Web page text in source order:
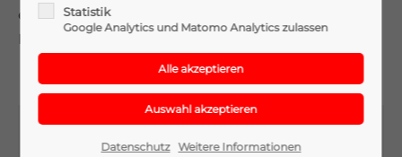
Register|Lost your password?
Support
entfernen. Weitere 12 Kammeraden warteten im
Feuerwehrhaus auf mögliche weitere Einsätze.
Statistik
Google Analytics und Matomo Analytics zulassen
Datenschutz Weitere Informationen